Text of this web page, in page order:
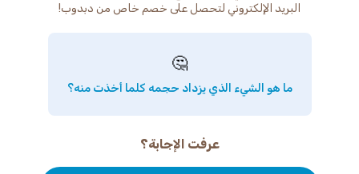
البريد الإلكتروني لتحصل على خصم خاص من دبدوب!
🤔
ما هو الشيء الذي يزداد حجمه كلما أخذت منه؟
عرفت الإجابة؟